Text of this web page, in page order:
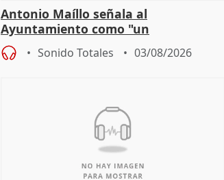
Antonio Maíllo señala al
Ayuntamiento como "un
especulador más" sobre viviendas de
Jiménez Becerril
Sonido Totales 03/08/2026